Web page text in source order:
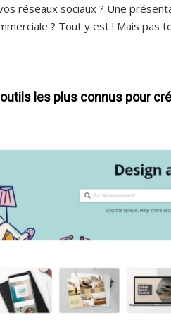
réseaux sociaux ? Une
? Tout y est ! Mais pas
les plus connus pour